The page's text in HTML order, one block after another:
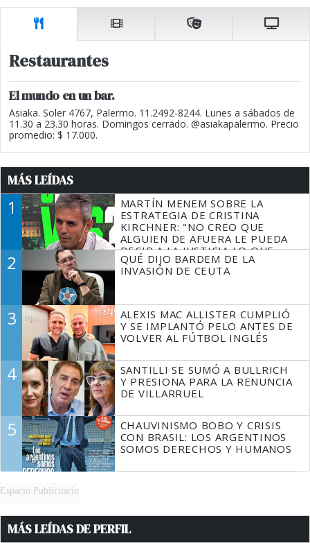
Restaurantes
El mundo en un bar.
Asiaka. Soler 4767, Palermo. 11.2492-8244. Lunes a sábados de
11.30 a 23.30 horas. Domingos cerrado. @asiakapalermo. Precio
promedio: $ 17.000.
MÁS LEÍDAS
1
MARTÍN MENEM SOBRE LA
ESTRATEGIA DE CRISTINA
KIRCHNER: "NO CREO QUE
ALGUIEN DE AFUERA LE PUEDA
DECIR A LA JUSTICIA LO QUE
TIENE QUE HACER"
2
QUÉ DIJO BARDEM DE LA
INVASIÓN DE CEUTA
3
ALEXIS MAC ALLISTER CUMPLIÓ
Y SE IMPLANTÓ PELO ANTES DE
VOLVER AL FÚTBOL INGLÉS
4
SANTILLI SE SUMÓ A BULLRICH
Y PRESIONA PARA LA RENUNCIA
DE VILLARRUEL
5
CHAUVINISMO BOBO Y CRISIS
CON BRASIL: LOS ARGENTINOS
SOMOS DERECHOS Y HUMANOS
Espacio Publicitario
MÁS LEÍDAS DE PERFIL